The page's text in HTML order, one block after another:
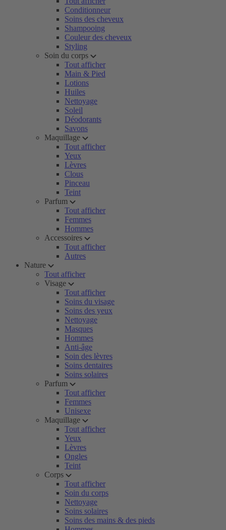
Conditionneur
Soins des cheveux
Shampooing
Couleur des cheveux
Styling
Soin du corps
Tout afficher
Main & Pied
Lotions
Huiles
Nettoyage
Soleil
Déodorants
Savons
Maquillage
Tout afficher
Yeux
Lèvres
Clous
Pinceau
Teint
Parfum
Tout afficher
Femmes
Hommes
Accessoires
Tout afficher
Autres
Nature
Tout afficher
Visage
Tout afficher
Soins du visage
Soins des yeux
Nettoyage
Masques
Hommes
Anti-âge
Soin des lèvres
Soins dentaires
Soins solaires
Parfum
Tout afficher
Femmes
Unisexe
Maquillage
Tout afficher
Yeux
Lèvres
Ongles
Teint
Corps
Tout afficher
Soin du corps
Nettoyage
Soins solaires
Soins des mains & des pieds